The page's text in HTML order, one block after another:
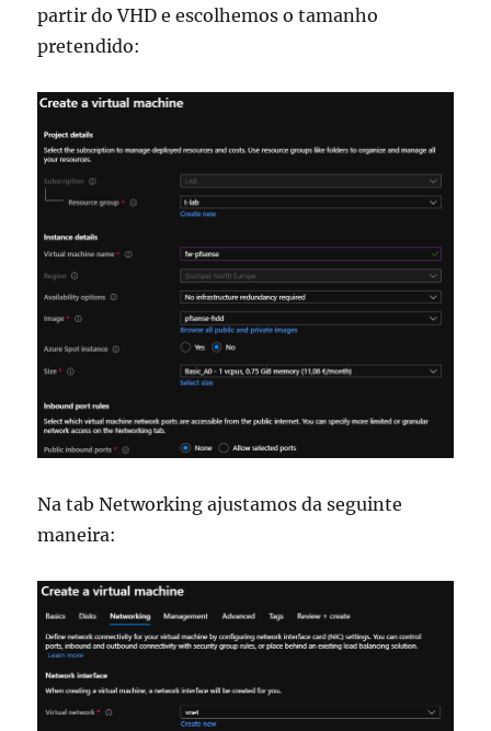
partir do VHD e escolhemos o tamanho
pretendido:
Na tab Networking ajustamos da seguinte
maneira: